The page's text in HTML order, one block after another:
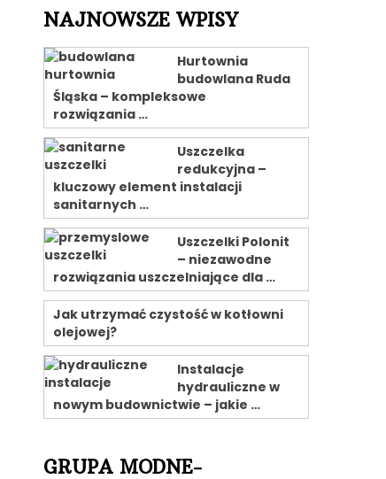
NAJNOWSZE WPISY
Hurtownia
budowlana Ruda
Śląska – kompleksowe
rozwiązania …
Uszczelka
redukcyjna –
kluczowy element instalacji
sanitarnych …
Uszczelki Polonit
– niezawodne
rozwiązania uszczelniające dla …
Jak utrzymać czystość w kotłowni
olejowej?
Instalacje
hydrauliczne w
nowym budownictwie – jakie …
GRUPA MODNE-